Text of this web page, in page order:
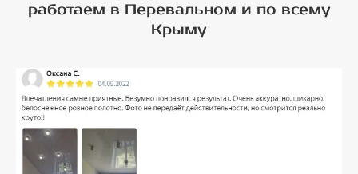
работаем в Перевальном и по всему
Крыму